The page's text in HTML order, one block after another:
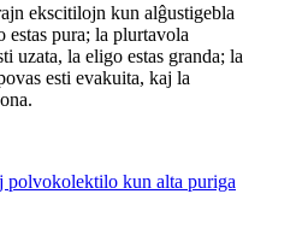
ekscitilojn kun alĝustigebla
estas pura; la plurtavola
uzata, la eligo estas granda; la
esti evakuita, kaj la